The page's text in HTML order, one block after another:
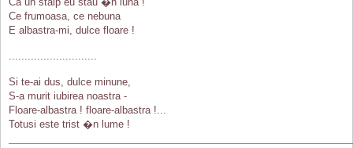
Ce frumoasa, ce nebuna
E albastra-mi, dulce floare !
............................
Si te-ai dus, dulce minune,
S-a murit iubirea noastra -
Floare-albastra ! floare-albastra !...
Totusi este trist �n lume !